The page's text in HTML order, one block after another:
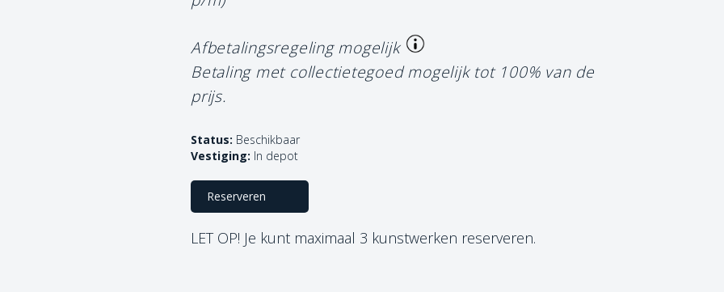
Afbetalingsregeling mogelijk
Betaling met collectietegoed mogelijk tot 100% van de
prijs.
Status: Beschikbaar
Vestiging: In depot
Reserveren
LET OP! Je kunt maximaal 3 kunstwerken reserveren.